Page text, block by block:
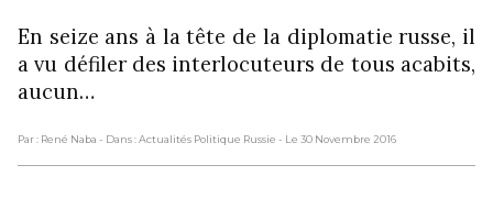
En seize ans à la tête de la diplomatie russe, il
a vu défiler des interlocuteurs de tous acabits,
aucun…
Par : René Naba - Dans : Actualités Politique Russie - Le 30 Novembre 2016